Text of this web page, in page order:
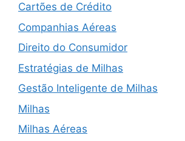
Cartões de Crédito
Companhias Aéreas
Direito do Consumidor
Estratégias de Milhas
Gestão Inteligente de Milhas
Milhas
Milhas Aéreas